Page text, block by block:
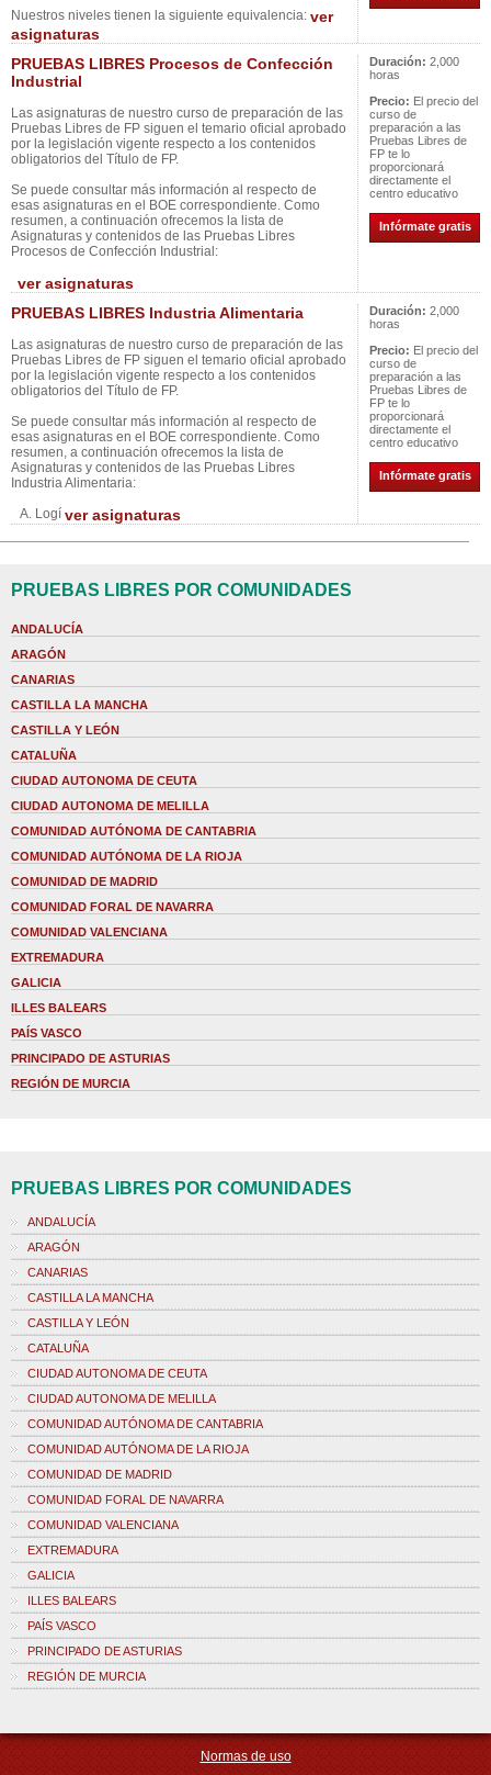
Nuestros niveles tienen la siguiente equivalencia: ver
asignaturas
PRUEBAS LIBRES Procesos de Confección
Industrial
Las asignaturas de nuestro curso de preparación de las
Pruebas Libres de FP siguen el temario oficial aprobado
por la legislación vigente respecto a los contenidos
obligatorios del Título de FP.
Se puede consultar más información al respecto de
esas asignaturas en el BOE correspondiente. Como
resumen, a continuación ofrecemos la lista de
Asignaturas y contenidos de las Pruebas Libres
Procesos de Confección Industrial:
ver asignaturas
Duración: 2,000
horas
Precio: El precio del
curso de
preparación a las
Pruebas Libres de
FP te lo
proporcionará
directamente el
centro educativo
Infórmate gratis
PRUEBAS LIBRES Industria Alimentaria
Las asignaturas de nuestro curso de preparación de las
Pruebas Libres de FP siguen el temario oficial aprobado
por la legislación vigente respecto a los contenidos
obligatorios del Título de FP.
Se puede consultar más información al respecto de
esas asignaturas en el BOE correspondiente. Como
resumen, a continuación ofrecemos la lista de
Asignaturas y contenidos de las Pruebas Libres
Industria Alimentaria:
A. Logí ver asignaturas
Duración: 2,000
horas
Precio: El precio del
curso de
preparación a las
Pruebas Libres de
FP te lo
proporcionará
directamente el
centro educativo
Infórmate gratis
PRUEBAS LIBRES POR COMUNIDADES
ANDALUCÍA
ARAGÓN
CANARIAS
CASTILLA LA MANCHA
CASTILLA Y LEÓN
CATALUÑA
CIUDAD AUTONOMA DE CEUTA
CIUDAD AUTONOMA DE MELILLA
COMUNIDAD AUTÓNOMA DE CANTABRIA
COMUNIDAD AUTÓNOMA DE LA RIOJA
COMUNIDAD DE MADRID
COMUNIDAD FORAL DE NAVARRA
COMUNIDAD VALENCIANA
EXTREMADURA
GALICIA
ILLES BALEARS
PAÍS VASCO
PRINCIPADO DE ASTURIAS
REGIÓN DE MURCIA
PRUEBAS LIBRES POR COMUNIDADES
ANDALUCÍA
ARAGÓN
CANARIAS
CASTILLA LA MANCHA
CASTILLA Y LEÓN
CATALUÑA
CIUDAD AUTONOMA DE CEUTA
CIUDAD AUTONOMA DE MELILLA
COMUNIDAD AUTÓNOMA DE CANTABRIA
COMUNIDAD AUTÓNOMA DE LA RIOJA
COMUNIDAD DE MADRID
COMUNIDAD FORAL DE NAVARRA
COMUNIDAD VALENCIANA
EXTREMADURA
GALICIA
ILLES BALEARS
PAÍS VASCO
PRINCIPADO DE ASTURIAS
REGIÓN DE MURCIA
Normas de uso